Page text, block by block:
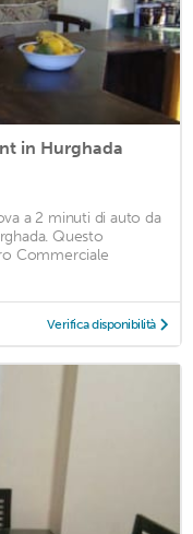
in Hurghada
a 2 minuti di auto da
Questo
Commerciale
Verifica disponibilità